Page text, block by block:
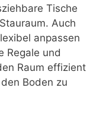
Tische
Auch
anpassen
Regale und
Raum effizient
Boden zu